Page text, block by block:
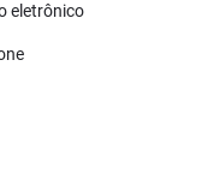
eletrônico